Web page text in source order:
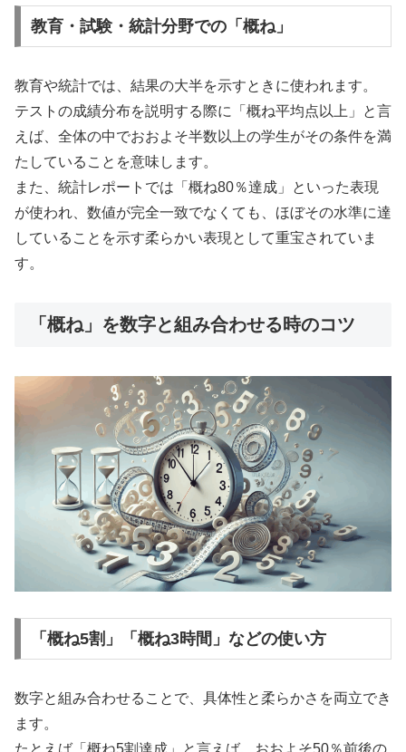
教育・試験・統計分野での「概ね」
教育や統計では、結果の大半を示すときに使われます。
テストの成績分布を説明する際に「概ね平均点以上」と言
えば、全体の中でおおよそ半数以上の学生がその条件を満
たしていることを意味します。
また、統計レポートでは「概ね80％達成」といった表現
が使われ、数値が完全一致でなくても、ほぼその水準に達
していることを示す柔らかい表現として重宝されていま
す。
「概ね」を数字と組み合わせる時のコツ
「概ね5割」「概ね3時間」などの使い方
数字と組み合わせることで、具体性と柔らかさを両立でき
ます。
たとえば「概ね5割達成」と言えば、おおよそ50％前後の